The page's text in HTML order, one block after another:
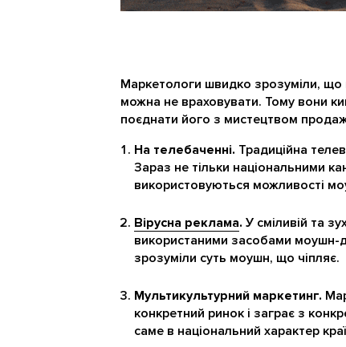
Маркетологи швидко зрозуміли,
можна не враховувати. Тому вони
поєднати його з мистецтвом
На телебаченні. Традиційна
Зараз не тільки національними
використовуються можливості
Вірусна реклама. У сміливій та
використаними засобами моушн-
зрозуміли суть моушн, що чіпляє.
Мультикультурний маркетинг.
конкретний ринок і заграє з
саме в національний характер